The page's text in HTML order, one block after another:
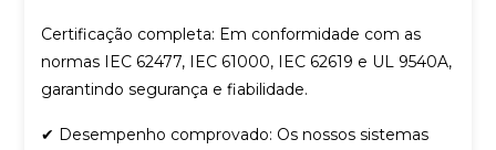
Certificação completa: Em conformidade com as
normas IEC 62477, IEC 61000, IEC 62619 e UL 9540A,
garantindo segurança e fiabilidade.
✔ Desempenho comprovado: Os nossos sistemas